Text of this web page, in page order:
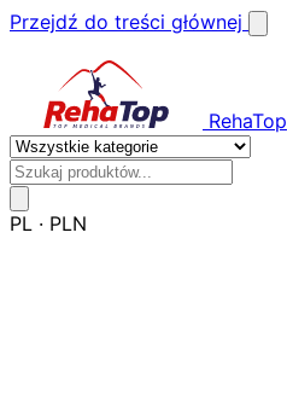
Przejdź do treści głównej
RehaTop
PL · PLN